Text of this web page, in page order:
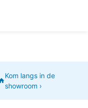
Kom langs in de
showroom ›